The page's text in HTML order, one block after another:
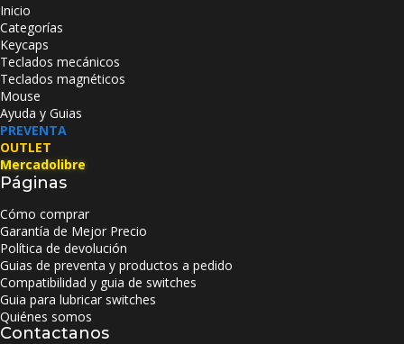
Inicio
Categorías
Keycaps
Teclados mecánicos
Teclados magnéticos
Mouse
Ayuda y Guias
PREVENTA
OUTLET
Mercadolibre
Páginas
Cómo comprar
Garantía de Mejor Precio
Política de devolución
Guias de preventa y productos a pedido
Compatibilidad y guia de switches
Guia para lubricar switches
Quiénes somos
Contactanos